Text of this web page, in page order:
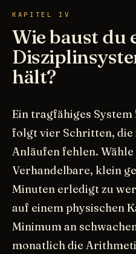
KAPITEL IV
Wie baust du
hält?
Ein tragfähiges
folgt vier Schritten, die
Anläufen fehlen.
Verhandelbare, klein
Minuten erledigt zu
auf einem physischen
Minimum an
monatlich die